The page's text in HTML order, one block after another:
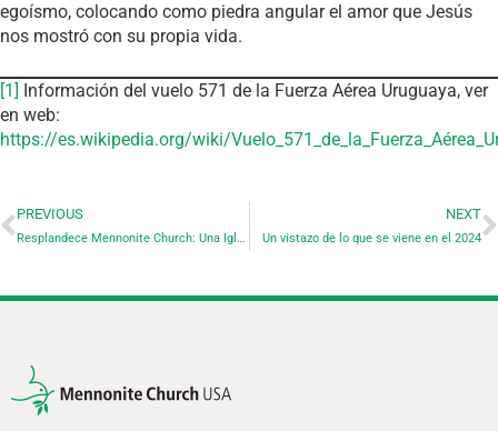
egoísmo, colocando como piedra angular el amor que Jesús
nos mostró con su propia vida.
[1] Información del vuelo 571 de la Fuerza Aérea Uruguaya, ver
en web:
https://es.wikipedia.org/wiki/
PREVIOUS
Resplandece Mennonite Church: Una Iglesia Híbrida
NEXT
Un vistazo de lo que se viene en el 2024